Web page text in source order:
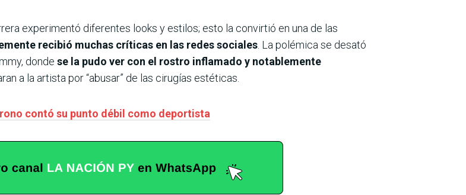
experimentó diferentes looks y estilos; esto la convirtió en una de las
recibió muchas críticas en las redes sociales . La polémica se desató
donde se la pudo ver con el rostro inflamado y notablemente
a la artista por “abusar” de las cirugías estéticas.
contó su punto débil como deportista